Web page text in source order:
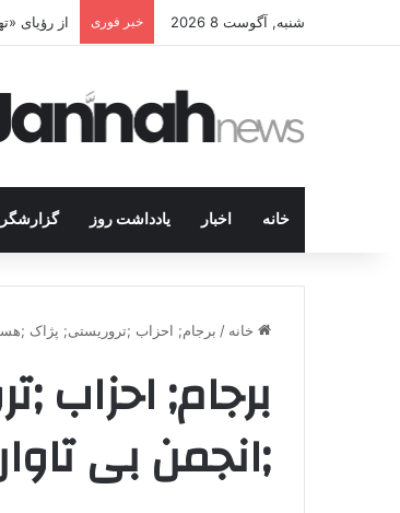
شنبه, آگوست 8 2026 خبر فوری از رؤیای
خانه اخبار یادداشت روز گزارشگر
خانه / برجام; احزاب ;تروریستی; پژاک
برجام; احزاب
;انجمن بی